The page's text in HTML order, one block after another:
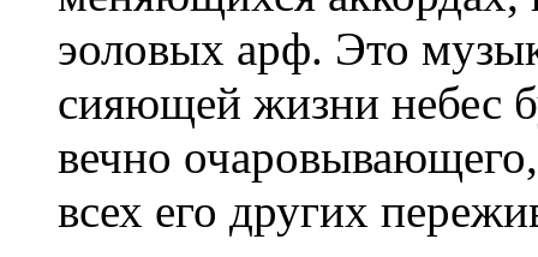
эоловых арф. Это
сияющей жизни небес
вечно
всех его других